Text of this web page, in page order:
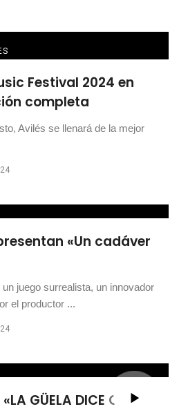
Festival 2024 en
completa
Avilés se llenará de la mejor
«Un cadáver
juego surrealista, un innovador
el productor ...
GÜELA DICE CREW»